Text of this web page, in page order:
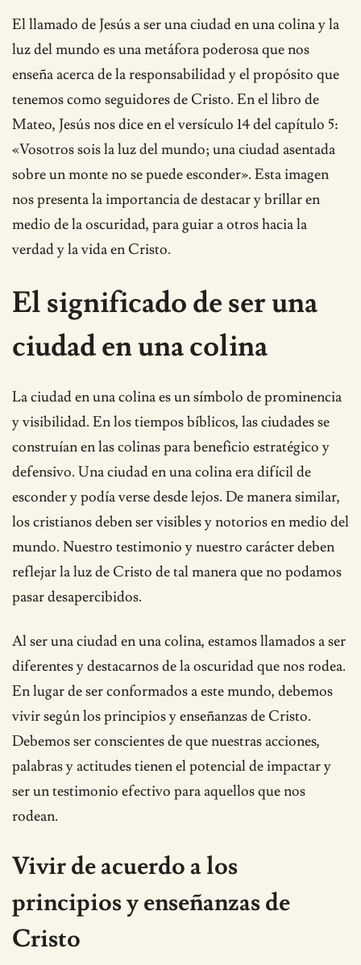
El llamado de Jesús a ser una ciudad en una colina y la
luz del mundo es una metáfora poderosa que nos
enseña acerca de la responsabilidad y el propósito que
tenemos como seguidores de Cristo. En el libro de
Mateo, Jesús nos dice en el versículo 14 del capítulo 5:
«Vosotros sois la luz del mundo; una ciudad asentada
sobre un monte no se puede esconder». Esta imagen
nos presenta la importancia de destacar y brillar en
medio de la oscuridad, para guiar a otros hacia la
verdad y la vida en Cristo.
El significado de ser una
ciudad en una colina
La ciudad en una colina es un símbolo de prominencia
y visibilidad. En los tiempos bíblicos, las ciudades se
construían en las colinas para beneficio estratégico y
defensivo. Una ciudad en una colina era difícil de
esconder y podía verse desde lejos. De manera similar,
los cristianos deben ser visibles y notorios en medio del
mundo. Nuestro testimonio y nuestro carácter deben
reflejar la luz de Cristo de tal manera que no podamos
pasar desapercibidos.
Al ser una ciudad en una colina, estamos llamados a ser
diferentes y destacarnos de la oscuridad que nos rodea.
En lugar de ser conformados a este mundo, debemos
vivir según los principios y enseñanzas de Cristo.
Debemos ser conscientes de que nuestras acciones,
palabras y actitudes tienen el potencial de impactar y
ser un testimonio efectivo para aquellos que nos
rodean.
Vivir de acuerdo a los
principios y enseñanzas de
Cristo